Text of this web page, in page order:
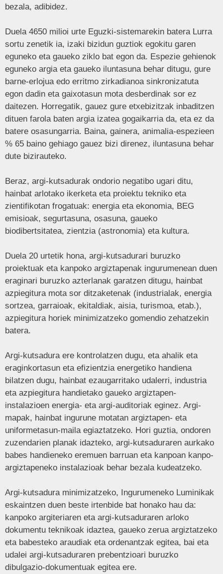
bezala, adibidez.
Duela 4650 milioi urte Eguzki-sistemarekin batera Lurra
sortu zenetik ia, izaki bizidun guztiok egokitu garen
eguneko eta gaueko ziklo bat egon da. Espezie gehienok
eguneko argia eta gaueko iluntasuna behar ditugu, gure
barne-erlojua edo erritmo zirkadianoa sinkronizatuta
egon dadin eta gaixotasun mota desberdinak sor ez
daitezen. Horregatik, gauez gure etxebizitzak inbaditzen
dituen farola baten argia izatea gogaikarria da, eta ez da
batere osasungarria. Baina, gainera, animalia-espezieen
% 65 baino gehiago gauez bizi direnez, iluntasuna behar
dute bizirauteko.
Beraz, argi-kutsadurak ondorio negatibo ugari ditu,
hainbat arlotako ikerketa eta proiektu tekniko eta
zientifikotan frogatuak: energia eta ekonomia, BEG
emisioak, segurtasuna, osasuna, gaueko
biodibertsitatea, zientzia (astronomia) eta kultura.
Duela 20 urtetik hona, argi-kutsadurari buruzko
proiektuak eta kanpoko argiztapenak ingurumenean duen
eraginari buruzko azterlanak garatzen ditugu, hainbat
azpiegitura mota sor ditzaketenak (industrialak, energia
sortzea, garraioak, ekitaldiak, aisia, turismoa, etab.),
azpiegitura horiek minimizatzeko gomendio zehatzekin
batera.
Argi-kutsadura ere kontrolatzen dugu, eta ahalik eta
eraginkortasun eta efizientzia energetiko handiena
bilatzen dugu, hainbat ezaugarritako udalerri, industria
eta azpiegitura handietako gaueko argiztapen-
instalazioen energia- eta argi-auditoriak eginez. Argi-
mapak, hainbat ingurune motatan argiztapen- eta
uniformetasun-maila egiaztatzeko. Hori guztia, ondoren
zuzendarien planak idazteko, argi-kutsaduraren aurkako
babes handieneko eremuen barruan eta kanpoan kanpo-
argiztapeneko instalazioak behar bezala kudeatzeko.
Argi-kutsadura minimizatzeko, Ingurumeneko Luminikak
eskaintzen duen beste irtenbide bat honako hau da:
kanpoko argiteriaren eta argi-kutsaduraren arloko
dokumentu teknikoak idaztea, gaueko zerua argiztatzeko
eta babesteko araudiak eta ordenantzak egitea, bai eta
udalei argi-kutsaduraren prebentzioari buruzko
dibulgazio-dokumentuak egitea ere.